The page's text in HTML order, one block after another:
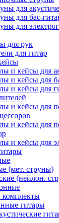
для
для бас-
для
для рук
для гитар
и кейсы для
и кейсы для
и кейсы для
и кейсы для
и кейсы для
и кейсы для
(мет. струны)
(нейлон.
гитары